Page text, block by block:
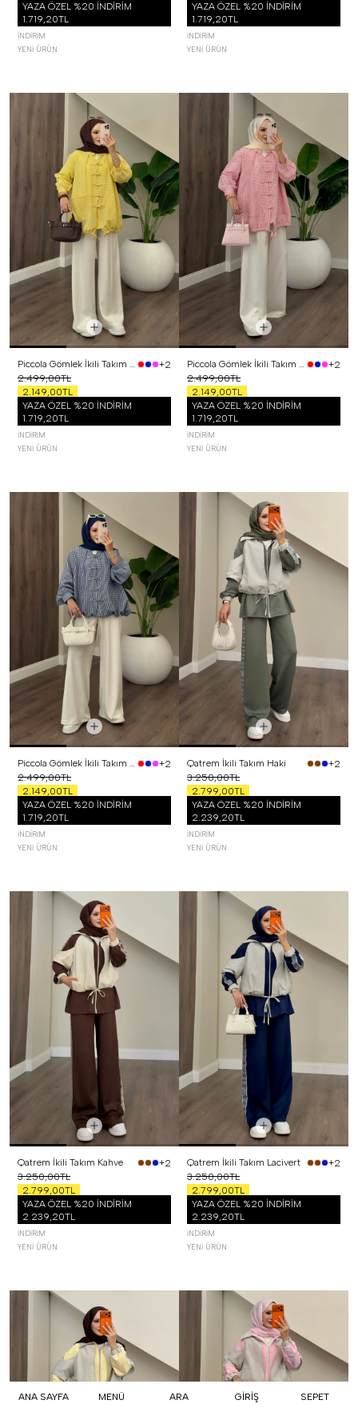
ANA SAYFA MENÜ ARA GİRİŞ SEPET
YAZA ÖZEL %20 İNDİRİM
1.719,20TL
İNDIRIM
YENI ÜRÜN
YAZA ÖZEL %20 İNDİRİM
1.719,20TL
İNDIRIM
YENI ÜRÜN
Piccola Gömlek İkili Takım Sarı
+2
2.499,00TL
2.149,00TL
YAZA ÖZEL %20 İNDİRİM
1.719,20TL
İNDIRIM
YENI ÜRÜN
Piccola Gömlek İkili Takım Pembe
+2
2.499,00TL
2.149,00TL
YAZA ÖZEL %20 İNDİRİM
1.719,20TL
İNDIRIM
YENI ÜRÜN
Piccola Gömlek İkili Takım Lacivert
+2
2.499,00TL
2.149,00TL
YAZA ÖZEL %20 İNDİRİM
1.719,20TL
İNDIRIM
YENI ÜRÜN
Qatrem İkili Takım Haki
+2
3.250,00TL
2.799,00TL
YAZA ÖZEL %20 İNDİRİM
2.239,20TL
İNDIRIM
YENI ÜRÜN
Qatrem İkili Takım Kahve
+2
3.250,00TL
2.799,00TL
YAZA ÖZEL %20 İNDİRİM
2.239,20TL
İNDIRIM
YENI ÜRÜN
Qatrem İkili Takım Lacivert
+2
3.250,00TL
2.799,00TL
YAZA ÖZEL %20 İNDİRİM
2.239,20TL
İNDIRIM
YENI ÜRÜN